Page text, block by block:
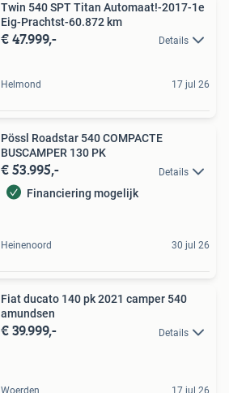
Twin 540 SPT Titan Automaat!-2017-1e
Eig-Prachtst-60.872 km
€ 47.999,- Details
Helmond 17 jul 26
Pössl Roadstar 540 COMPACTE
BUSCAMPER 130 PK
€ 53.995,- Details
Financiering mogelijk
Heinenoord 30 jul 26
Fiat ducato 140 pk 2021 camper 540
amundsen
€ 39.999,- Details